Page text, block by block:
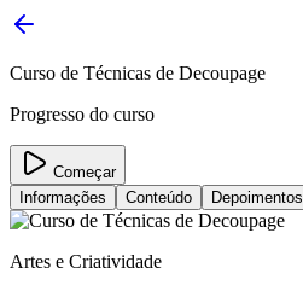
Curso de Técnicas de Decoupage
Progresso do curso
Começar
Informações
Conteúdo Depoimentos
Artes e Criatividade